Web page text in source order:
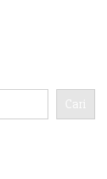
Cari